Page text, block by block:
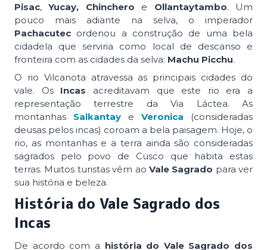
Pisac,Yucay, Chinchero e Ollantaytambo. Um
pouco mais adiante na selva, o imperador
Pachacutec ordenou a construção de uma bela
cidadela que serviria como local de descanso e
fronteira com as cidades da selva: Machu Picchu.
O rio Vilcanota atravessa as principais cidades do
vale. Os Incas acreditavam que este rio era a
representação terrestre da Via Láctea. As
montanhas Salkantay e Veronica (consideradas
deusas pelos incas) coroam a bela paisagem. Hoje, o
rio, as montanhas e a terra ainda são consideradas
sagrados pelo povo de Cusco que habita estas
terras. Muitos turistas vêm ao Vale Sagrado para ver
sua história e beleza.
História do Vale Sagrado dos
Incas
De acordo com a história do Vale Sagrado dos